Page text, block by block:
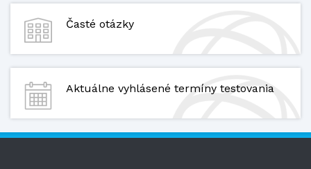
Časté otázky
Aktuálne vyhlásené termíny testovania